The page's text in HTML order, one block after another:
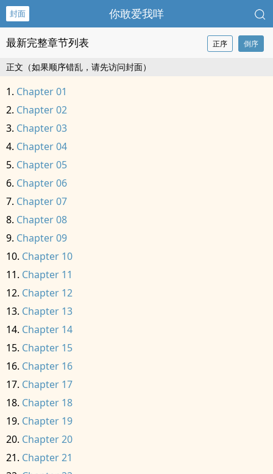
封面 你敢爱我咩
最新完整章节列表 正序 倒序
正文（如果顺序错乱，请先访问封面）
Chapter 01
Chapter 02
Chapter 03
Chapter 04
Chapter 05
Chapter 06
Chapter 07
Chapter 08
Chapter 09
Chapter 10
Chapter 11
Chapter 12
Chapter 13
Chapter 14
Chapter 15
Chapter 16
Chapter 17
Chapter 18
Chapter 19
Chapter 20
Chapter 21